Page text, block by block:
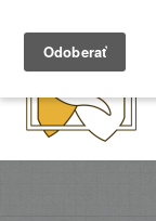
Preskočiť